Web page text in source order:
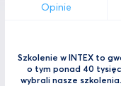
Opinie
Szkolenie w INTEX to
o tym ponad 40
wybrali nasze